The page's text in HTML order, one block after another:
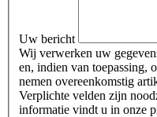
Uw bericht
Wij verwerken uw
en, indien van toepassing,
nemen overeenkomstig
Verplichte velden zijn
informatie vindt u in onze